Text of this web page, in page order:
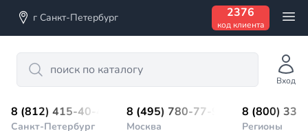
г Санкт-Петербург 2376
код клиента
Search
Вход
8 (812) 415-40-45
Санкт-Петербург
8 (495) 780-77-98
Москва
8 (800)
Регионы